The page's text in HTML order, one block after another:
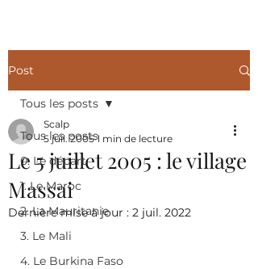
Post
Tous les posts
0. Le départ
1. Le Maroc
2. La Mauritanie
3. Le Mali
4. Le Burkina Faso
Tous les posts
Le 5 juillet 2005 : le village
Massai
Scalp
5 juil. 2005 1 min de lecture
Dernière mise à jour : 2 juil. 2022